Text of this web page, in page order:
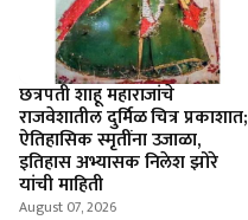
छत्रपती शाहू महाराजांचे
राजवेशातील दुर्मिळ चित्र प्रकाशात;
ऐतिहासिक स्मृतींना उजाळा,
इतिहास अभ्यासक निलेश झोरे
यांची माहिती
August 07, 2026